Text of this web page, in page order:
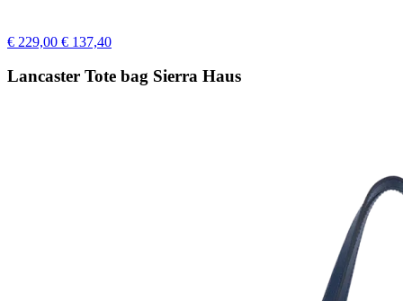
€ 229,00 € 137,40
Lancaster Tote bag Sierra Haus